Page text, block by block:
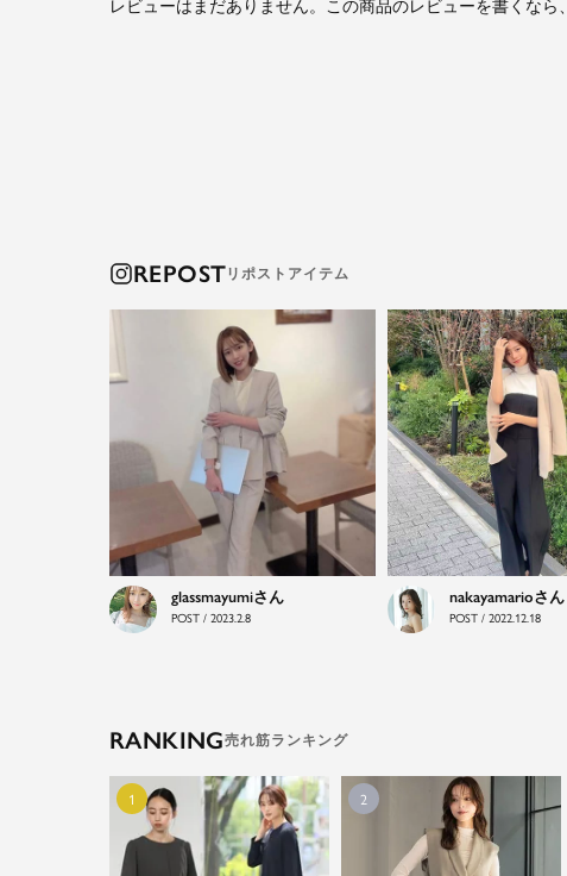
レビューはまだありません。この商品のレビューを書くなら、
REPOST
glassmayumi
POST / 2023.2.8
nakayamario
POST / 2022.12.18
RANKING